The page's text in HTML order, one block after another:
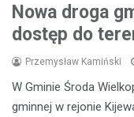
Nowa droga
dostęp do
Przemysław Kamiński
W Gminie Środa
gminnej w rejonie